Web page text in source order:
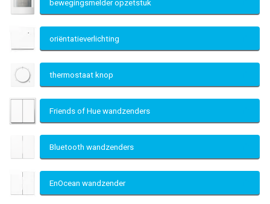
bewegingsmelder opzetstuk
oriëntatieverlichting
thermostaat knop
Friends of Hue wandzenders
Bluetooth wandzenders
EnOcean wandzender